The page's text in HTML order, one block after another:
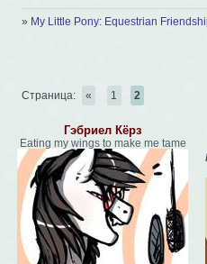
» My Little Pony: Equestrian
Страница: « 1 2
Гэбриел Кёрз
Eating my wings to make me tame